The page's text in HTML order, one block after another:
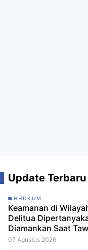
Update Terbaru
HHUKUM
Keamanan di
Delitua
Diamankan Saat
Pastikan Tak Ada
07 Agustus 2026